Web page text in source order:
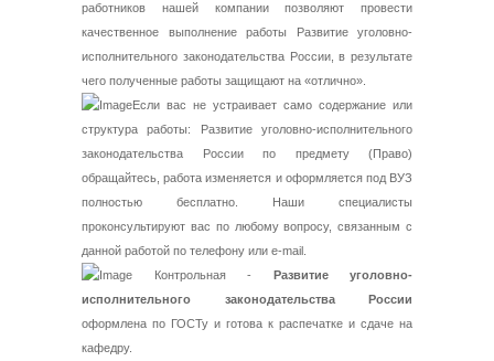
работников нашей компании позволяют провести
качественное выполнение работы Развитие уголовно-
исполнительного законодательства России, в результате
чего полученные работы защищают на «отлично».
Если вас не устраивает само содержание или
структура работы: Развитие уголовно-исполнительного
законодательства России по предмету (Право)
обращайтесь, работа изменяется и оформляется под ВУЗ
полностью бесплатно. Наши специалисты
проконсультируют вас по любому вопросу, связанным с
данной работой по телефону или e-mail.
Контрольная - Развитие уголовно-
исполнительного законодательства России
оформлена по ГОСТу и готова к распечатке и сдаче на
кафедру.